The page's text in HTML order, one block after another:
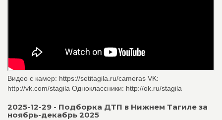
Видео с камер: https://setitagila.ru/cameras VK:
http://vk.com/stagila Одноклассники: http://ok.ru/stagila
2025-12-29 - Подборка ДТП в Нижнем Тагиле за
ноябрь-декабрь 2025